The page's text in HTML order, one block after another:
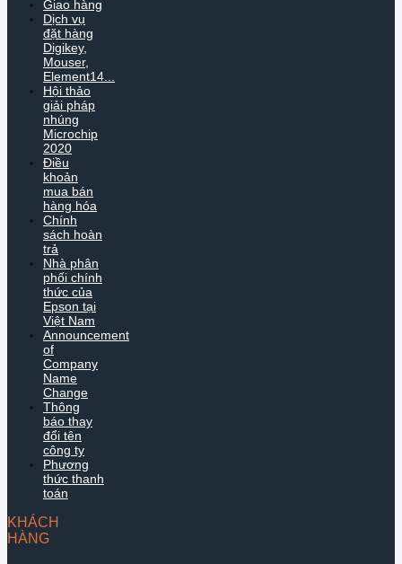
Giao hàng
Dịch vụ
đặt hàng
Digikey,
Mouser,
Element14...
Hội thảo
giải pháp
nhúng
Microchip
2020
Điều
khoản
mua bán
hàng hóa
Chính
sách hoàn
trả
Nhà phân
phối chính
thức của
Epson tại
Việt Nam
Announcement
of
Company
Name
Change
Thông
báo thay
đổi tên
công ty
Phương
thức thanh
toán
KHÁCH
HÀNG